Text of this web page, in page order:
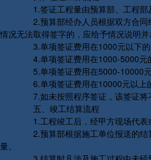
1.签证工程量由预算部、工程部
2.预算部经办人员根据双方合同
情况无法取得签字的，应给予情况说明并
3.单项签证费用在1000元以下的,
4.单项签证费用在1000-5000元
5.单项签证费用在5000-10000元
6.单项签证费用在10000元以上
7.如未按照程序签证，该签证将
五、竣工结算流程
1.工程竣工后，经甲方现场代表
2.预算部根据施工单位报送的结
量。